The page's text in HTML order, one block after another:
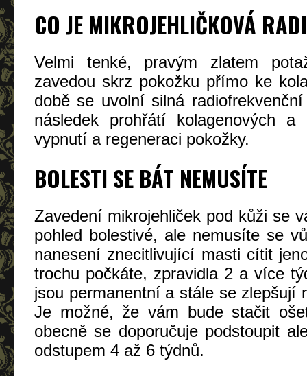
CO JE MIKROJEHLIČKOVÁ
Velmi tenké, pravým zlatem
zavedou skrz pokožku přímo ke
době se uvolní silná
následek prohřátí kolagenových a
vypnutí a regeneraci pokožky.
BOLESTI SE BÁT NEMUSÍTE
Zavedení mikrojehliček pod kůži se
pohled bolestivé, ale nemusíte se
nanesení znecitlivující masti cítit
trochu počkáte, zpravidla 2 a více
jsou permanentní a stále se zlepšují
Je možné, že vám bude stačit
obecně se doporučuje podstoupit
odstupem 4 až 6 týdnů.